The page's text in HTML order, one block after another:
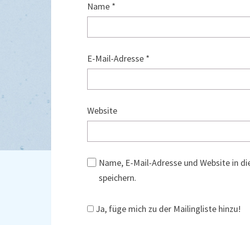
Name *
E-Mail-Adresse *
Website
Name, E-Mail-Adresse und Website in
speichern.
Ja, füge mich zu der Mailingliste hinzu!